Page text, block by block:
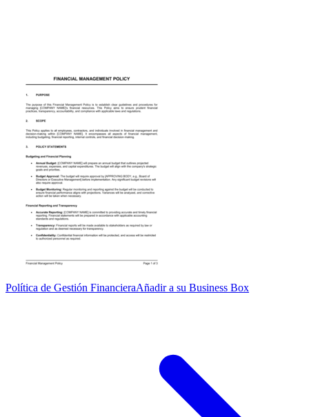
Política de Gestión FinancieraAñadir a su Business Box